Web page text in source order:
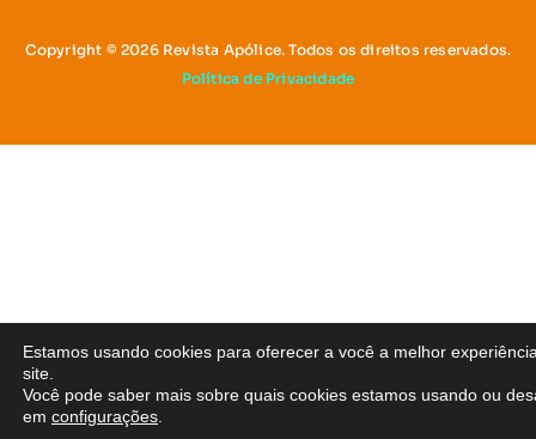
Copyright © 2026 Revista Apólice. Todos os direitos reservados.
Política de Privacidade
Estamos usando cookies para oferecer a você a melhor
site.
Você pode saber mais sobre quais cookies estamos usando ou
em configurações